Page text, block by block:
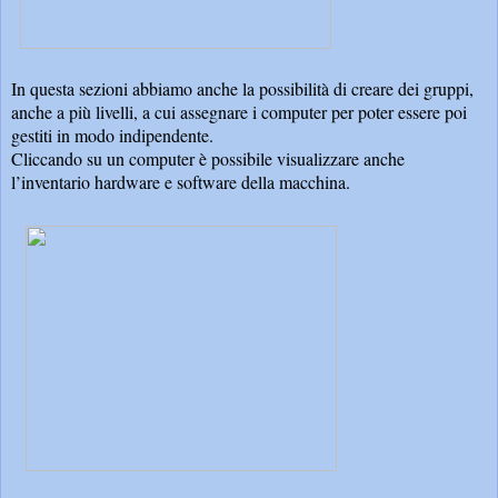
In questa sezioni abbiamo anche la possibilità di creare dei gruppi,
anche a più livelli, a cui assegnare i computer per poter essere poi
gestiti in modo indipendente.
Cliccando su un computer è possibile visualizzare anche
l’inventario hardware e software della macchina.